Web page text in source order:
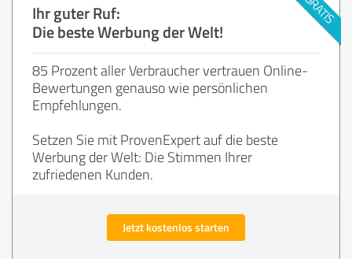
Ihr guter Ruf:
Die beste Werbung der Welt!
85 Prozent aller Verbraucher vertrauen Online-
Bewertungen genauso wie persönlichen
Empfehlungen.
Setzen Sie mit ProvenExpert auf die beste
Werbung der Welt: Die Stimmen Ihrer
zufriedenen Kunden.
Jetzt kostenlos starten